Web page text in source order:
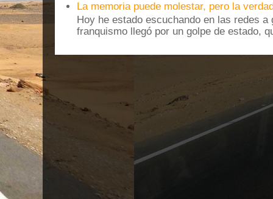
La memoria puede molestar, pero la
Hoy he estado escuchando en las redes a
franquismo llegó por un golpe de estado,